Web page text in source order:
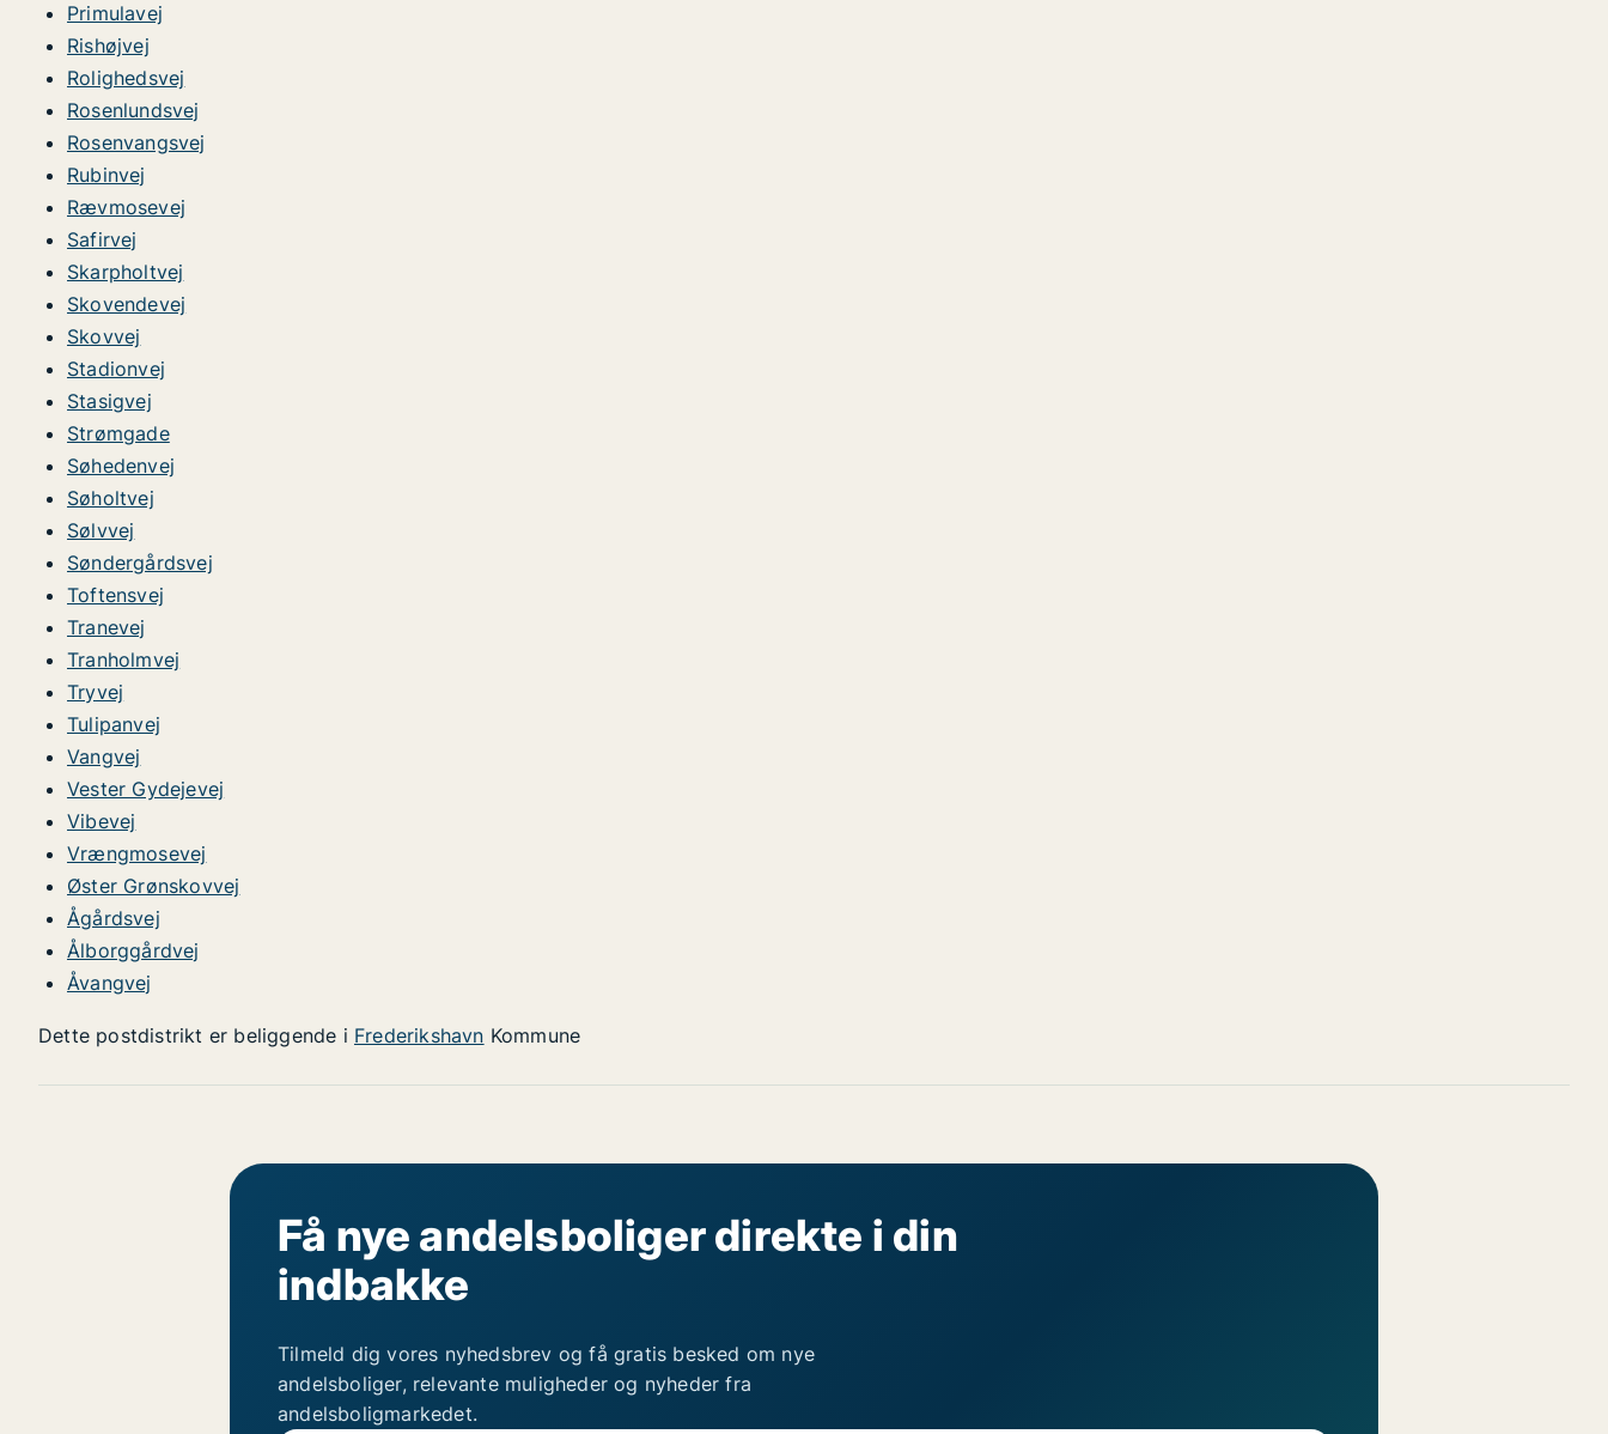
Primulavej
Rishøjvej
Rolighedsvej
Rosenlundsvej
Rosenvangsvej
Rubinvej
Rævmosevej
Safirvej
Skarpholtvej
Skovendevej
Skovvej
Stadionvej
Stasigvej
Strømgade
Søhedenvej
Søholtvej
Sølvvej
Søndergårdsvej
Toftensvej
Tranevej
Tranholmvej
Tryvej
Tulipanvej
Vangvej
Vester Gydejevej
Vibevej
Vrængmosevej
Øster Grønskovvej
Ågårdsvej
Ålborggårdvej
Åvangvej
Dette postdistrikt er beliggende i Frederikshavn Kommune
Få nye andelsboliger direkte i din
indbakke
Tilmeld dig vores nyhedsbrev og få gratis besked om nye
andelsboliger, relevante muligheder og nyheder fra
andelsboligmarkedet.